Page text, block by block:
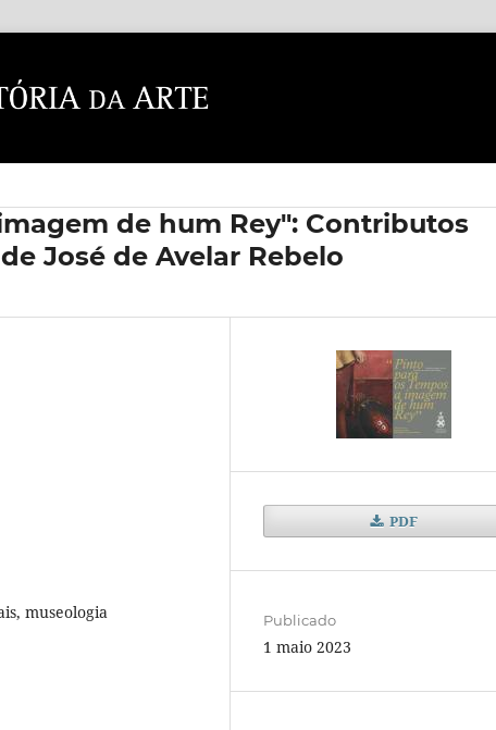
de hum Rey": Contributos
José de Avelar Rebelo
museologia
PDF
Publicado
1 maio 2023